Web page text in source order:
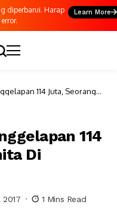
diperbarui. Harap
Learn More
114 Juta, Seorang
114
Di
2017 1 Mins Read